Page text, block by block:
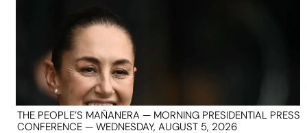
THE PEOPLE’S MAÑANERA — MORNING PRESIDENTIAL PRESS
CONFERENCE — WEDNESDAY, AUGUST 5, 2026